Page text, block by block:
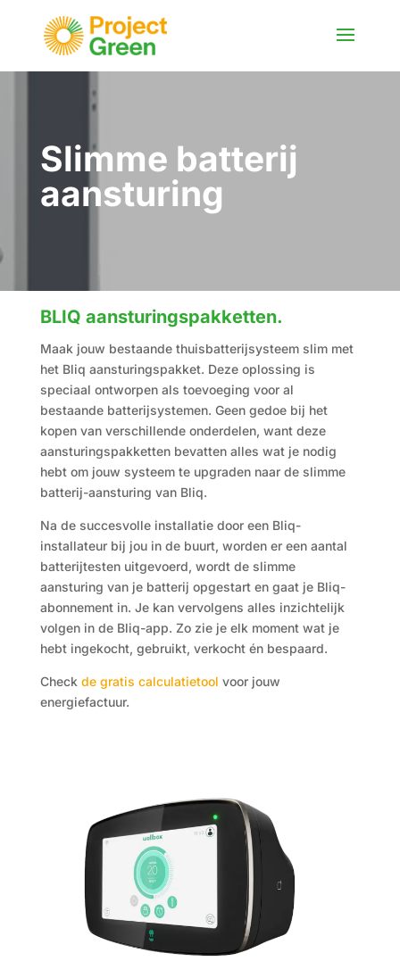
Slimme batterij
aansturing
BLIQ aansturingspakketten.
Maak jouw bestaande thuisbatterijsysteem slim met
het Bliq aansturingspakket. Deze oplossing is
speciaal ontworpen als toevoeging voor al
bestaande batterijsystemen. Geen gedoe bij het
kopen van verschillende onderdelen, want deze
aansturingspakketten bevatten alles wat je nodig
hebt om jouw systeem te upgraden naar de slimme
batterij-aansturing van Bliq.
Na de succesvolle installatie door een Bliq-
installateur bij jou in de buurt, worden er een aantal
batterijtesten uitgevoerd, wordt de slimme
aansturing van je batterij opgestart en gaat je Bliq-
abonnement in. Je kan vervolgens alles inzichtelijk
volgen in de Bliq-app. Zo zie je elk moment wat je
hebt ingekocht, gebruikt, verkocht én bespaard.
Check de gratis calculatietool voor jouw
energiefactuur.